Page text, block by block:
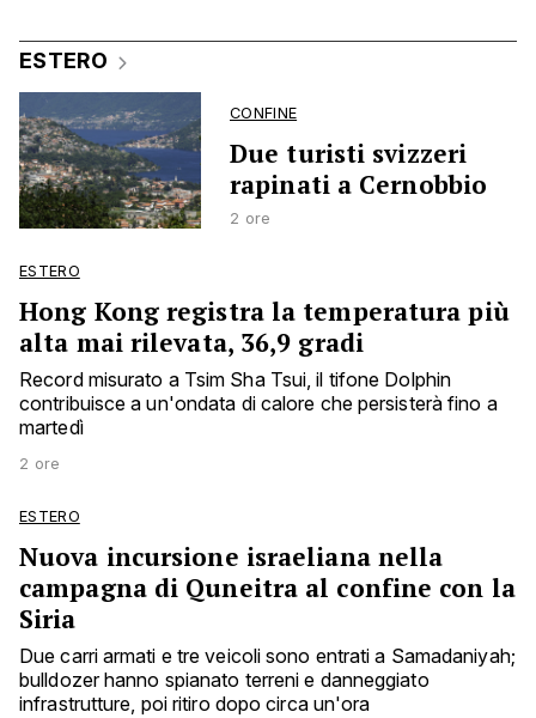
ESTERO
CONFINE
Due turisti svizzeri
rapinati a Cernobbio
2 ore
ESTERO
Hong Kong registra la temperatura più
alta mai rilevata, 36,9 gradi
Record misurato a Tsim Sha Tsui, il tifone Dolphin
contribuisce a un'ondata di calore che persisterà fino a
martedì
2 ore
ESTERO
Nuova incursione israeliana nella
campagna di Quneitra al confine con la
Siria
Due carri armati e tre veicoli sono entrati a Samadaniyah;
bulldozer hanno spianato terreni e danneggiato
infrastrutture, poi ritiro dopo circa un'ora